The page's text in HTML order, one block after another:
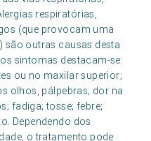
respiratórias,
(que provocam uma
são outras causas desta
sintomas destacam-se:
ou no maxilar superior;
olhos, pálpebras; dor na
fadiga; tosse; febre;
Dependendo dos
o tratamento pode